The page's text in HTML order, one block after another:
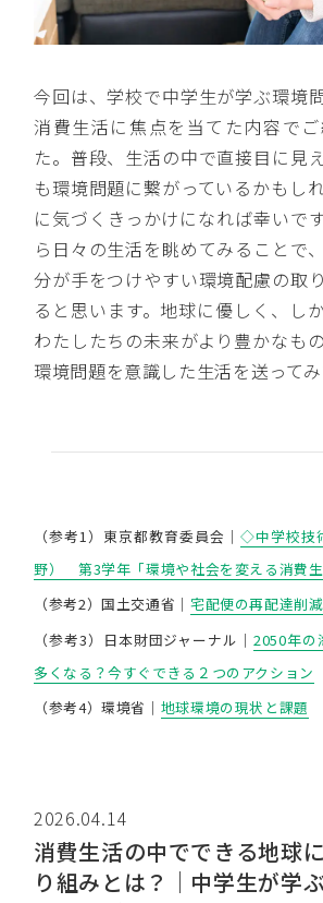
今回は、学校で中学生が学ぶ環境
消費生活に焦点を当てた内容で
た。普段、生活の中で直接目に見
も環境問題に繋がっているかもし
に気づくきっかけになれば幸いで
ら日々の生活を眺めてみることで
分が手をつけやすい環境配慮の取
ると思います。地球に優しく、し
わたしたちの未来がより豊かなも
環境問題を意識した生活を送ってみ
（参考1）東京都教育委員会｜◇中学校技
野） 第3学年「環境や社会を変える消費生
（参考2）国土交通省｜ 宅配便の再配達削
（参考3）日本財団ジャーナル｜2050年の
多くなる？今すぐできる２つのアクション
（参考4）環境省｜ 地球環境の現状と課題
2026.04.14
消費生活の中でできる地球
り組みとは？｜中学生が学